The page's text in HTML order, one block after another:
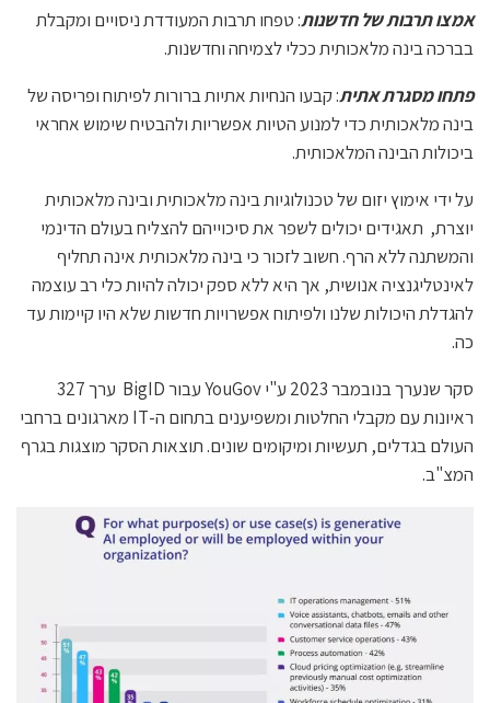
אמצו תרבות של חדשנות: טפחו תרבות המעודדת ניסויים ומקבלת
בברכה בינה מלאכותית ככלי לצמיחה וחדשנות.
פתחו מסגרת אתית: קבעו הנחיות אתיות ברורות לפיתוח ופריסה של
בינה מלאכותית כדי למנוע הטיות אפשריות ולהבטיח שימוש אחראי
ביכולות הבינה המלאכותית.
על ידי אימוץ יזום של טכנולוגיות בינה מלאכותית ובינה מלאכותית
יוצרת, תאגידים יכולים לשפר את סיכוייהם להצליח בעולם הדינמי
והמשתנה ללא הרף. חשוב לזכור כי בינה מלאכותית אינה תחליף
לאינטליגנציה אנושית, אך היא ללא ספק יכולה להיות כלי רב עוצמה
להגדלת היכולות שלנו ולפיתוח אפשרויות חדשות שלא היו קיימות עד
כה.
סקר שנערך בנובמבר 2023 ע"י YouGov עבור BigID ערך 327
ראיונות עם מקבלי החלטות ומשפיענים בתחום ה-IT מארגונים ברחבי
העולם בגדלים, תעשיות ומיקומים שונים. תוצאות הסקר מוצגות בגרף
המצ"ב.